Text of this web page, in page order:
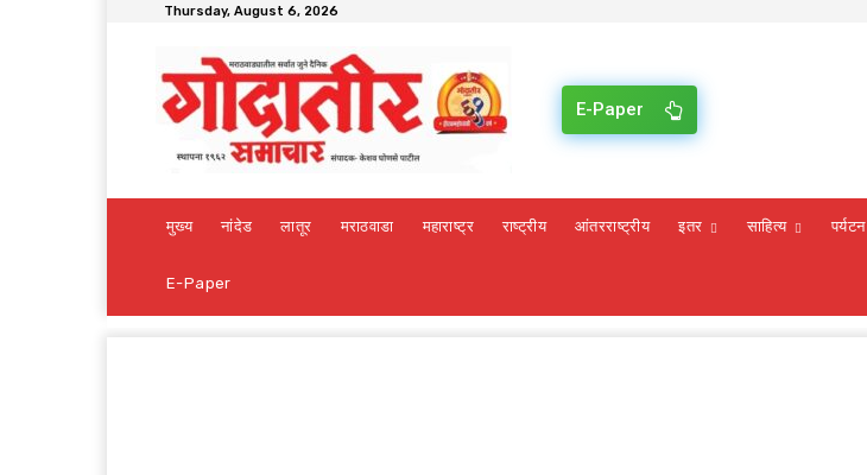
Thursday, August 6, 2026
E-Paper
मुख्य नांदेड लातूर मराठवाडा महाराष्ट्र राष्ट्रीय आंतरराष्ट्रीय इतर साहित्य पर्यटन
E-Paper